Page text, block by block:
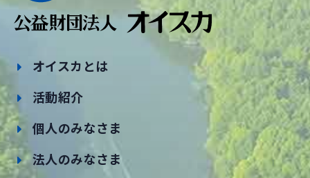
オイスカとは
活動紹介
個人のみなさま
法人のみなさま